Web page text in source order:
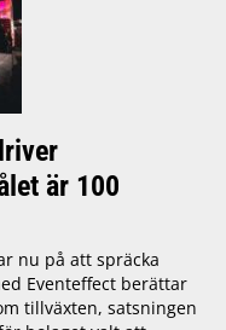
är 100
nu på att spräcka
Eventeffect berättar
tillväxten, satsningen